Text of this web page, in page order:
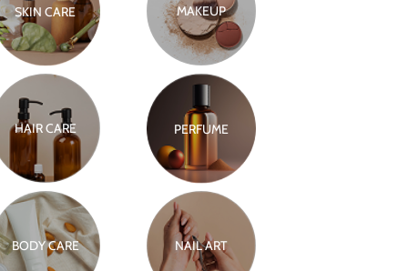
SKIN CARE MAKEUP
HAIR CARE PERFUME
BODY CARE NAIL ART